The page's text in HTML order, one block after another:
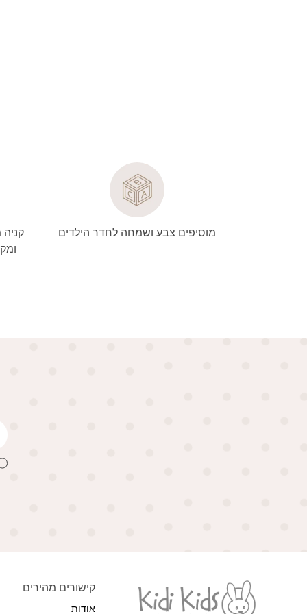
מוסיפים צבע ושמחה לחדר הילדים
קישורים מהירים
אודות